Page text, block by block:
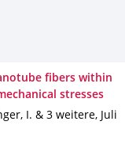
fibers within
stresses
I. & 3 weitere,
Juli